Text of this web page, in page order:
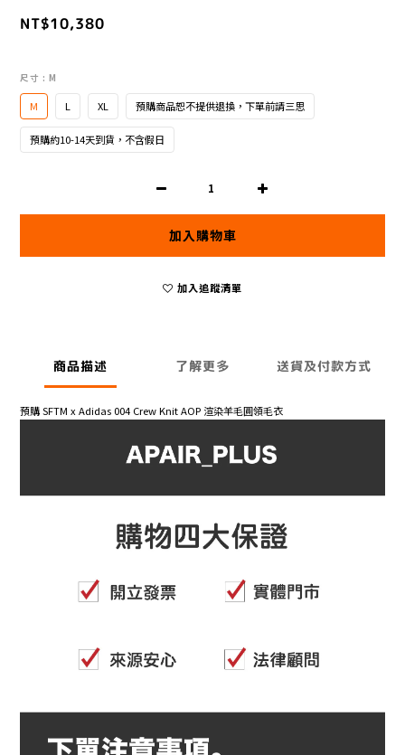
NT$10,380
尺寸 : M
M L XL 預購商品恕不提供退換，下單前請三思
預購約10-14天到貨，不含假日
加入購物車
加入追蹤清單
商品描述 了解更多 送貨及付款方式
預購 SFTM x Adidas 004 Crew Knit AOP 渲染羊毛圓領毛衣